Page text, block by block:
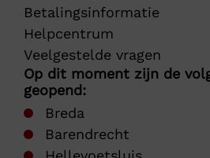
Betalingsinformatie
Helpcentrum
Veelgestelde vragen
Op dit moment zijn de
geopend:
Breda
Barendrecht